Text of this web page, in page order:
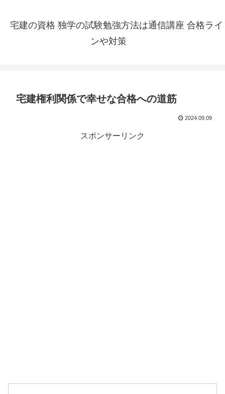
宅建の資格 独学の試験勉強方法は通信講座 合格ライ
ンや対策
宅建権利関係で幸せな合格への道筋
2024.09.09
スポンサーリンク